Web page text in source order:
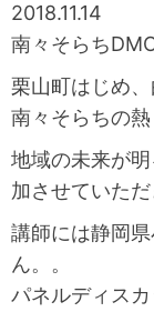
2018.11.14
南々そらち
栗山町はじめ
南々そらちの熱
地域の未来が
加させていた
講師には静岡
ん。。
パネルディス